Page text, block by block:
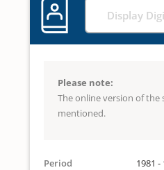
Display
Please note:
The online version of the
mentioned.
Period
1981 -